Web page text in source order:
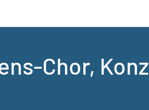
Chor,